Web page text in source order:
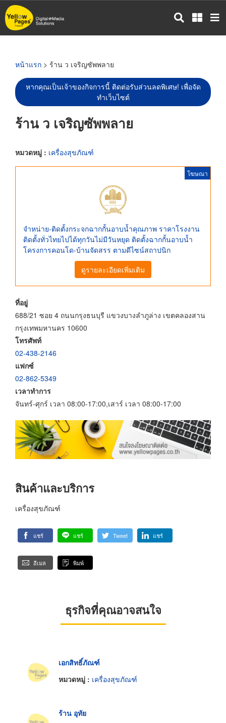
ข้าม
ไป
หน้าแรก > ร้าน ว เจริญซัพพลาย
หากคุณเป็นเจ้าของกิจการนี้ ติดต่อรับส่วนลดพิเศษ! เพื่อจัด
ทำเว็บไซต์
ร้าน ว เจริญซัพพลาย
หมวดหมู่ : เครื่องสุขภัณฑ์
โฆษณา
จำหน่าย-ติดตั้งกระจกฉากกั้นอาบน้ำคุณภาพ ราคาโรงงาน
ติดตั้งทั่วไทยไปได้ทุกวันไม่มีวันหยุด ติดตั้งฉากกั้นอาบน้ำ
โครงการคอนโด-บ้านจัดสรร ตามดีไซน์สถาปนิก
ดูรายละเอียดเพิ่มเติม
ที่อยู่
688/21 ซอย 4 ถนนกรุงธนบุรี แขวงบางลำภูล่าง เขตคลองสาน
กรุงเทพมหานคร 10600
โทรศัพท์
02-438-2146
แฟกซ์
02-862-5349
เวลาทำการ
จันทร์-ศุกร์ เวลา 08:00-17:00,เสาร์ เวลา 08:00-17:00
สินค้าและบริการ
เครื่องสุขภัณฑ์
แชร์ แชร์ Tweet แชร์
อีเมล พิมพ์
ธุรกิจที่คุณอาจสนใจ
เอกสิทธิ์ภัณฑ์
หมวดหมู่ : เครื่องสุขภัณฑ์
ร้าน อุทัย